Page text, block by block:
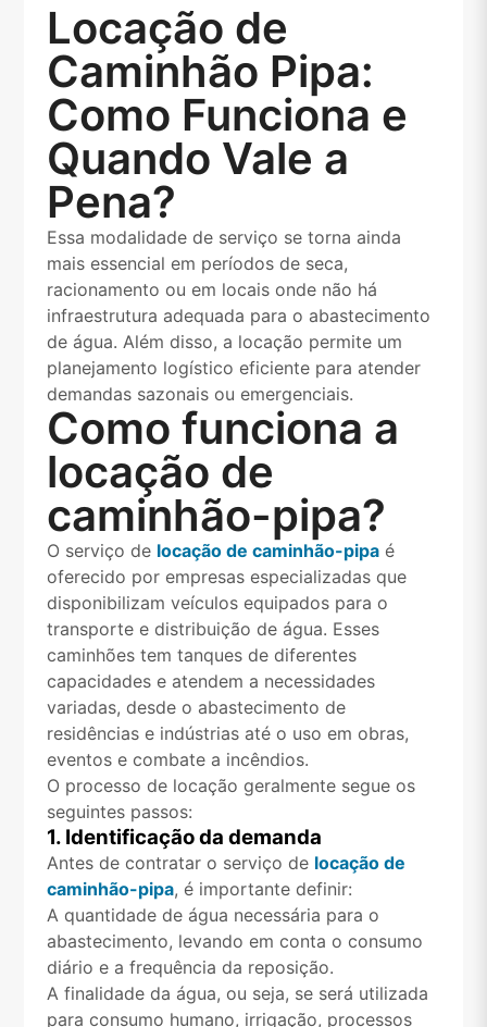
Locação de
Caminhão Pipa:
Como Funciona e
Quando Vale a
Pena?
Essa modalidade de serviço se torna ainda
mais essencial em períodos de seca,
racionamento ou em locais onde não há
infraestrutura adequada para o abastecimento
de água. Além disso, a locação permite um
planejamento logístico eficiente para atender
demandas sazonais ou emergenciais.
Como funciona a
locação de
caminhão-pipa?
O serviço de locação de caminhão-pipaé
oferecido por empresas especializadas que
disponibilizam veículos equipados para o
transporte e distribuição de água. Esses
caminhões tem tanques de diferentes
capacidades e atendem a necessidades
variadas, desde o abastecimento de
residências e indústrias até o uso em obras,
eventos e combate a incêndios.
O processo de locação geralmente segue os
seguintes passos:
1. Identificação da demanda
Antes de contratar o serviço de locação de
caminhão-pipa, é importante definir:
A quantidade de água necessária para o
abastecimento, levando em conta o consumo
diário e a frequência da reposição.
A finalidade da água, ou seja, se será utilizada
para consumo humano, irrigação, processos